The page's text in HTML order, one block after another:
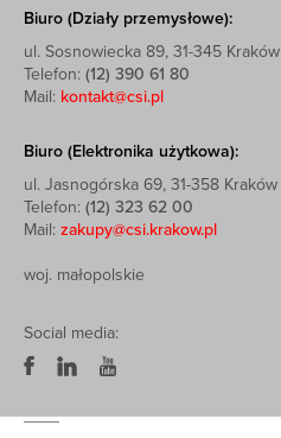
Biuro (Działy przemysłowe):
ul. Sosnowiecka 89, 31-345 Kraków
Telefon: (12) 390 61 80
Mail: kontakt@csi.pl
Biuro (Elektronika użytkowa):
ul. Jasnogórska 69, 31-358 Kraków
Telefon: (12) 323 62 00
Mail: zakupy@csi.krakow.pl
woj. małopolskie
Social media: